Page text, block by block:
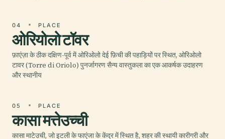
04 PLACE
ओरियोलो टॉवर
फ़ाएंज़ा के ठीक दक्षिण-पूर्व में ओरिओलो देई फ़िची की पहाड़ियों पर स्थित, ओरिओलो
टावर (Torre di Oriolo) पुनर्जागरण सैन्य वास्तुकला का एक आकर्षक उदाहरण
और स्थानीय
05 PLACE
कासा मत्तेउच्ची
कासा माटेउची, जो इटली के फाएंजा के केंद्र में स्थित है, शहर की स्थायी कारीगरी और